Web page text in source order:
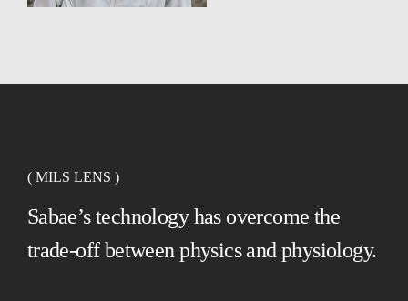
( MILS LENS )
Sabae’s technology has overcome the
trade-off between physics and physiology.